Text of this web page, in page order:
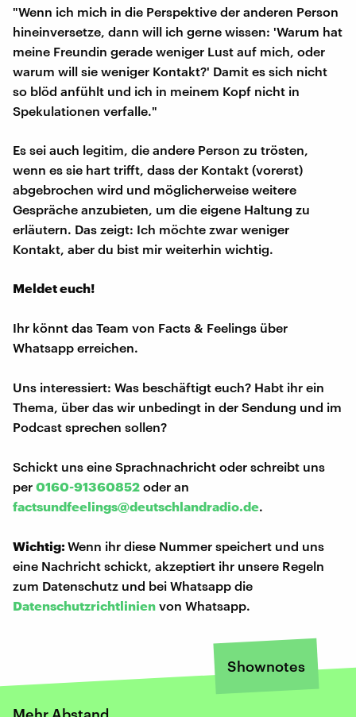
"Wenn ich mich in die Perspektive der anderen Person
hineinversetze, dann will ich gerne wissen: 'Warum hat
meine Freundin gerade weniger Lust auf mich, oder
warum will sie weniger Kontakt?' Damit es sich nicht
so blöd anfühlt und ich in meinem Kopf nicht in
Spekulationen verfalle."
Es sei auch legitim, die andere Person zu trösten,
wenn es sie hart trifft, dass der Kontakt (vorerst)
abgebrochen wird und möglicherweise weitere
Gespräche anzubieten, um die eigene Haltung zu
erläutern. Das zeigt: Ich möchte zwar weniger
Kontakt, aber du bist mir weiterhin wichtig.
Meldet euch!
Ihr könnt das Team von Facts & Feelings über
Whatsapp erreichen.
Uns interessiert: Was beschäftigt euch? Habt ihr ein
Thema, über das wir unbedingt in der Sendung und im
Podcast sprechen sollen?
Schickt uns eine Sprachnachricht oder schreibt uns
per 0160-91360852 oder an
factsundfeelings@deutschlandradio.de.
Wichtig:Wenn ihr diese Nummer speichert und uns
eine Nachricht schickt, akzeptiert ihr unsere Regeln
zum Datenschutz und bei Whatsapp die
Datenschutzrichtlinien von Whatsapp.
Shownotes